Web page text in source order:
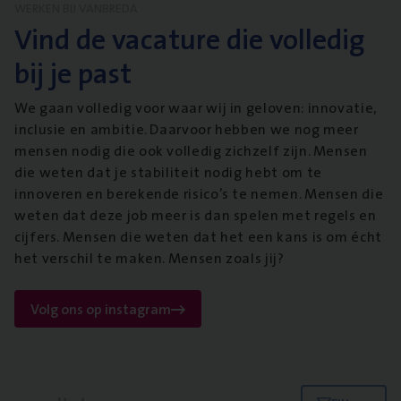
Vind de vacature die volledig
bij je past
We gaan volledig voor waar wij in geloven: innovatie,
inclusie en ambitie. Daarvoor hebben we nog meer
mensen nodig die ook volledig zichzelf zijn. Mensen
die weten dat je stabiliteit nodig hebt om te
innoveren en berekende risico’s te nemen. Mensen die
weten dat deze job meer is dan spelen met regels en
cijfers. Mensen die weten dat het een kans is om écht
het verschil te maken. Mensen zoals jij?
Volg ons op instagram